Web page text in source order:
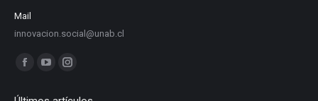
Mail
innovacion.social@unab.cl
Find us on:
Facebook
YouTubeInstagram